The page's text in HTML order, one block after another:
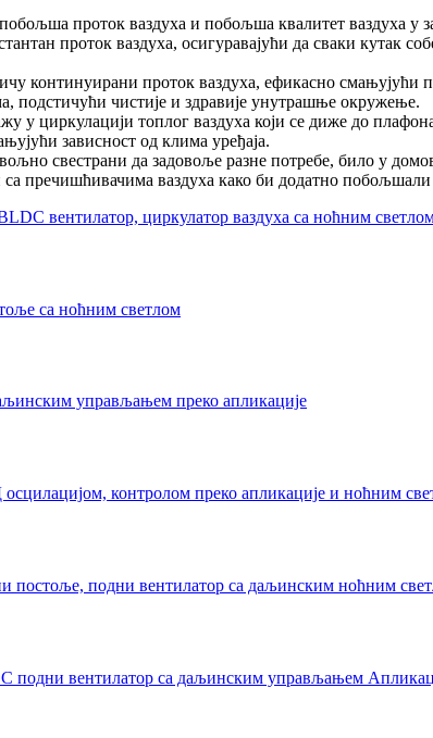
проток ваздуха и побољша квалитет ваздуха у
проток ваздуха, осигуравајући да сваки кутак
континуирани проток ваздуха, ефикасно смањујући
подстичући чистије и здравије унутрашње окружење.
у циркулацији топлог ваздуха који се диже до
зависност од клима уређаја.
свестрани да задовоље разне потребе, било у
пречишћивачима ваздуха како би додатно побољшали